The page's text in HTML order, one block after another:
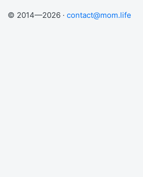
© 2014—2026 · contact@mom.life